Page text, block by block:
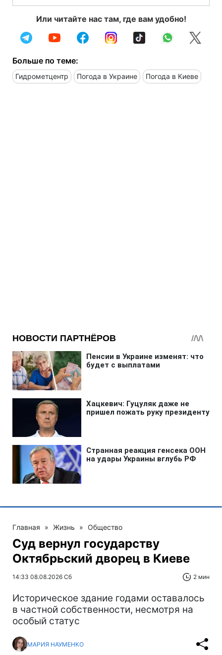
Или читайте нас там, где вам удобно!
Больше по теме:
Гидрометцентр Погода в Украине Погода в Киеве
Главная » Жизнь » Общество
Суд вернул государству
Октябрьский дворец в Киеве
14:33 08.08.2026 Сб 2 мин
Историческое здание годами оставалось
в частной собственности, несмотря на
особый статус
МАРИЯ НАУМЕНКО